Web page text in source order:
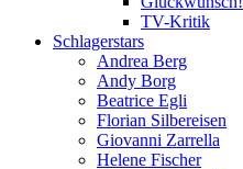
TV-Kritik
Schlagerstars
Andrea Berg
Andy Borg
Beatrice Egli
Florian Silbereisen
Giovanni Zarrella
Helene Fischer